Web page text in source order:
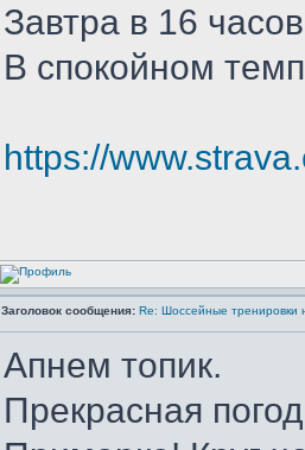
Завтра в 16
В спокойном
https://
Заголовок сообщения: Re: Шоссейные тренировки
Апнем топик.
Прекрасная